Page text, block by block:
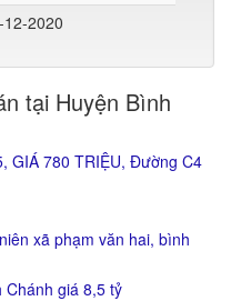
12-2020
tại Huyện Bình
GIÁ 780 TRIỆU, Đường C4
xã phạm văn hai, bình
Chánh giá 8,5 tỷ